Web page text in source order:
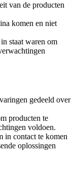
van de producten
komen en niet
staat waren om
gedeeld over
producten te
voldoen.
in contact te komen
oplossingen